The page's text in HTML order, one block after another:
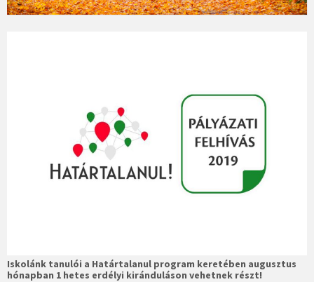
Iskolánk tanulói a Határtalanul program keretében augusztus
hónapban 1 hetes erdélyi kiránduláson vehetnek részt!